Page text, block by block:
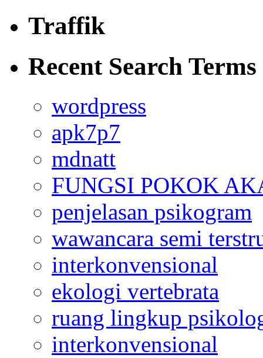
Traffik
Recent Search Terms
wordpress
apk7p7
mdnatt
FUNGSI POKOK
penjelasan psikogram
wawancara semi
interkonvensional
ekologi vertebrata
ruang lingkup
interkonvensional